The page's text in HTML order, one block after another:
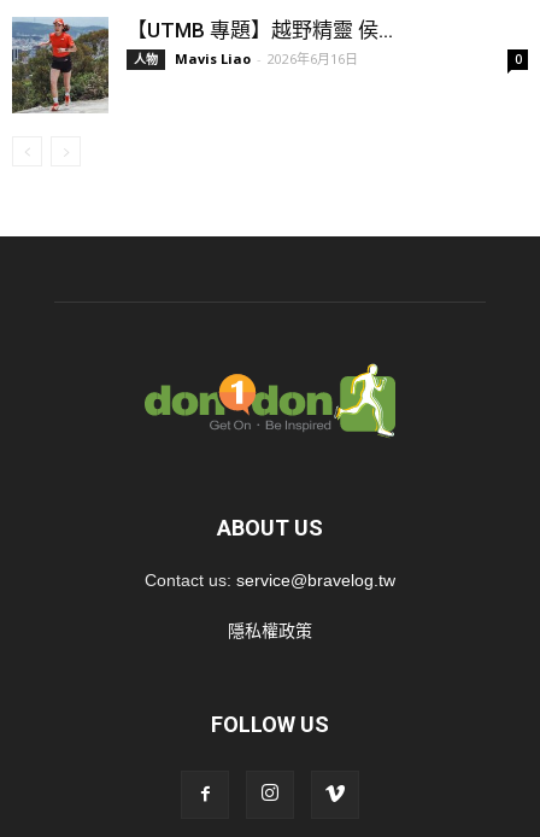
【UTMB 專題】越野精靈 侯...
人物 Mavis Liao - 2026年6月16日 0
ABOUT US
Contact us: service@bravelog.tw
隱私權政策
FOLLOW US